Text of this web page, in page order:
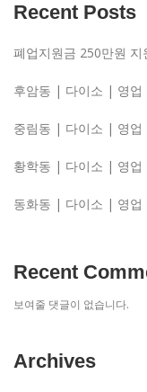
Recent Posts
폐업지원금 250만원
후암동 | 다이소 | 영
중림동 | 다이소 | 영
황학동 | 다이소 | 영
동화동 | 다이소 | 영
Recent
보여줄 댓글이 없습니다.
Archives